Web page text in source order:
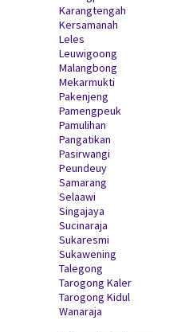
Karangtengah
Kersamanah
Leles
Leuwigoong
Malangbong
Mekarmukti
Pakenjeng
Pamengpeuk
Pamulihan
Pangatikan
Pasirwangi
Peundeuy
Samarang
Selaawi
Singajaya
Sucinaraja
Sukaresmi
Sukawening
Talegong
Tarogong Kaler
Tarogong Kidul
Wanaraja